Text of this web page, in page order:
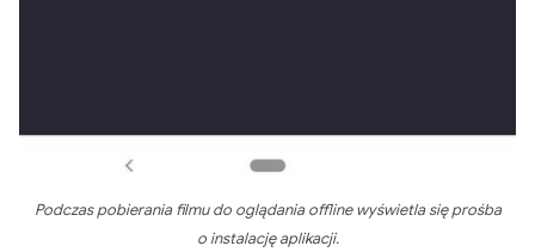
Podczas pobierania filmu do oglądania offline wyświetla się prośba
o instalację aplikacji.